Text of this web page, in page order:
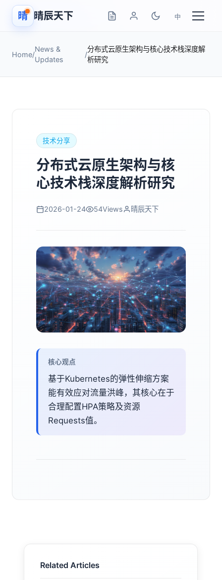
晴 晴辰天下 中
Home/
News &
Updates
/
分布式云原生架构与核心技术栈深度解
析研究
技术分享
分布式云原生架构与核
心技术栈深度解析研究
2026-01-24 54Views 晴辰天下
核心观点
基于Kubernetes的弹性伸缩方案
能有效应对流量洪峰，其核心在于
合理配置HPA策略及资源
Requests值。
Related Articles